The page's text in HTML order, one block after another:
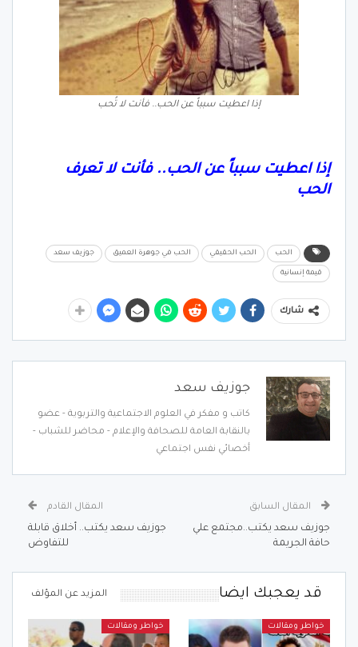
إذا اعطيت سبباً عن الحب.. فأنت لا تُحب
إذا اعطيت سبباً عن الحب.. فأنت لا تعرف
الحب
الحب الحب الحقيقي الحب في جوهرة العميق جوزيف سعد
قيمة إنسانية
شارك
جوزيف سعد
كاتب و مفكر في العلوم الاجتماعية والتربوية - عضو
بالنقابة العامة للصحافة والإعلام - محاضر للشباب -
أخصائي نفس اجتماعي
المقال السابق
جوزيف سعد يكتب..مجتمع علي
حافة الجريمة
المقال القادم
جوزيف سعد يكتب.. أخلاق قابلة
للتفاوض
قد يعجبك ايضا المزيد عن المؤلف
خواطر ومقالات خواطر ومقالات